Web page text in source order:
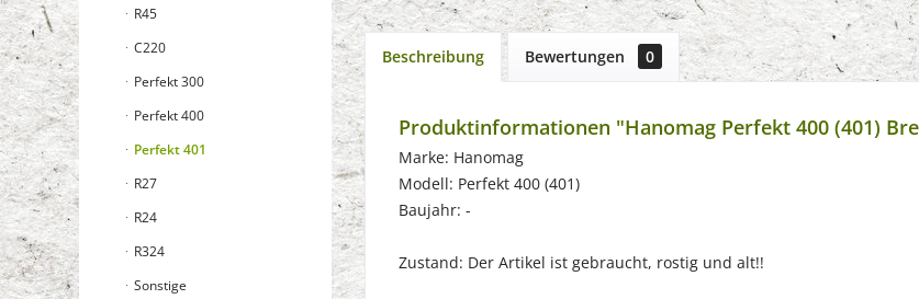
R45
C220
Perfekt 300
Perfekt 400
Perfekt 401
R27
R24
R324
Sonstige
Beschreibung Bewertungen 0
Produktinformationen "Hanomag Perfekt 400 (401)
Marke: Hanomag
Modell: Perfekt 400 (401)
Baujahr: -
Zustand: Der Artikel ist gebraucht, rostig und alt!!